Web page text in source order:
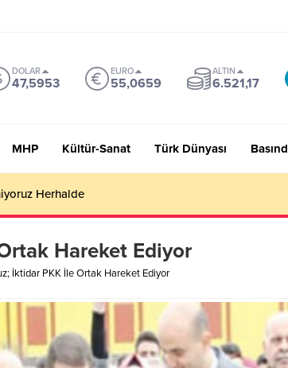
DOLAR
47,5953
EURO
55,0659
ALTIN
6.521,17
MHP Kültür-Sanat Türk Dünyası
Herhalde
Hareket Ediyor
İktidar PKK İle Ortak Hareket Ediyor